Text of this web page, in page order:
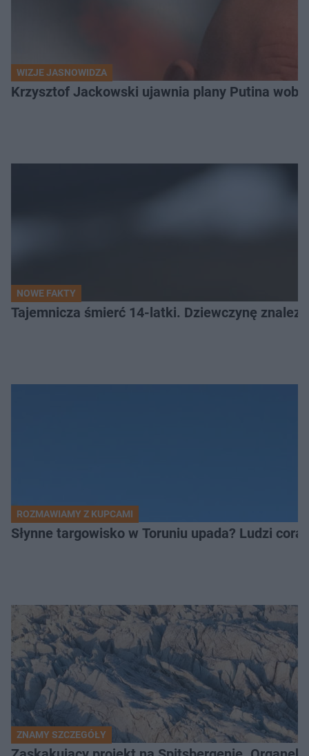
WIZJE JASNOWIDZA
Krzysztof Jackowski ujawnia plany Putina
NOWE FAKTY
Tajemnicza śmierć 14-latki. Dziewczynę
ROZMAWIAMY Z KUPCAMI
Słynne targowisko w Toruniu upada? Ludzi
ZNAMY SZCZEGÓŁY